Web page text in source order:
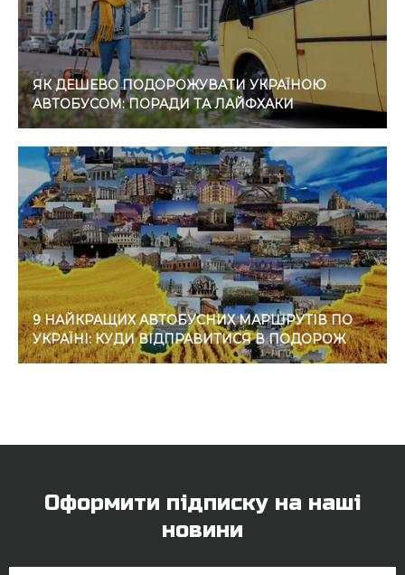
ЯК ДЕШЕВО ПОДОРОЖУВАТИ УКРАЇНОЮ
АВТОБУСОМ: ПОРАДИ ТА ЛАЙФХАКИ
9 НАЙКРАЩИХ АВТОБУСНИХ МАРШРУТІВ ПО
УКРАЇНІ: КУДИ ВІДПРАВИТИСЯ В ПОДОРОЖ
Оформити підписку на наші
новини